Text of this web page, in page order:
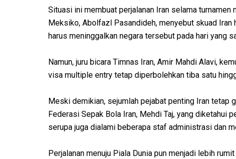
Situasi ini membuat perjalanan Iran selama
Meksiko, Abolfazl Pasandideh, menyebut skuad Iran
harus meninggalkan negara tersebut pada hari yang
Namun, juru bicara Timnas Iran, Amir Mahdi Alavi,
visa multiple entry tetap diperbolehkan tiba satu
Meski demikian, sejumlah pejabat penting Iran tetap
Federasi Sepak Bola Iran, Mehdi Taj, yang diketahui
serupa juga dialami beberapa staf administrasi dan
Perjalanan menuju Piala Dunia pun menjadi lebih